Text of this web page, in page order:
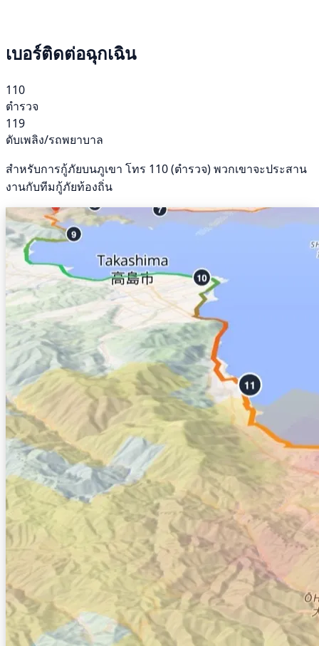
เบอร์ติดต่อฉุกเฉิน
110
ตำรวจ
119
ดับเพลิง/รถพยาบาล
สำหรับการกู้ภัยบนภูเขา โทร 110 (ตำรวจ) พวกเขาจะประสาน
งานกับทีมกู้ภัยท้องถิ่น